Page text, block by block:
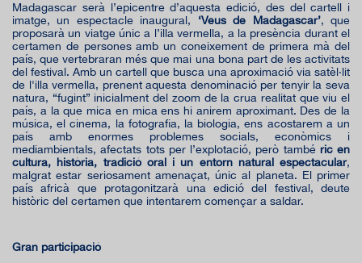
Madagascar serà l’epicentre d’aquesta edició, des del cartell i
imatge, un espectacle inaugural, ‘Veus de Madagascar’, que
proposarà un viatge únic a l’illa vermella, a la presència durant el
certamen de persones amb un coneixement de primera mà del
país, que vertebraran més que mai una bona part de les activitats
del festival. Amb un cartell que busca una aproximació via satèl·lit
de l'illa vermella, prenent aquesta denominació per tenyir la seva
natura, “fugint” inicialment del zoom de la crua realitat que viu el
país, a la que mica en mica ens hi anirem aproximant. Des de la
música, el cinema, la fotografia, la biologia, ens acostarem a un
país amb enormes problemes socials, econòmics i
mediambientals, afectats tots per l’explotació, però també ric en
cultura, història, tradició oral i un entorn natural espectacular,
malgrat estar seriosament amenaçat, únic al planeta. El primer
país africà que protagonitzarà una edició del festival, deute
històric del certamen que intentarem començar a saldar.
Gran participació